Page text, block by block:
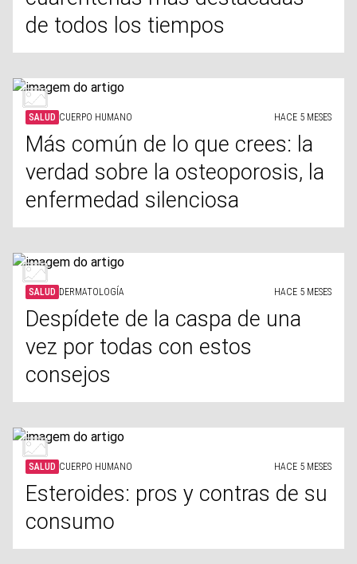
de todos los tiempos
SALUD CUERPO HUMANO HACE 5 MESES
Más común de lo que crees: la
verdad sobre la osteoporosis, la
enfermedad silenciosa
SALUD DERMATOLOGÍA HACE 5 MESES
Despídete de la caspa de una
vez por todas con estos
consejos
SALUD CUERPO HUMANO HACE 5 MESES
Esteroides: pros y contras de su
consumo